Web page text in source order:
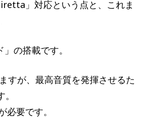
」対応という点と、これま
の搭載です。
すが、最高音質を発揮させるた
要です。